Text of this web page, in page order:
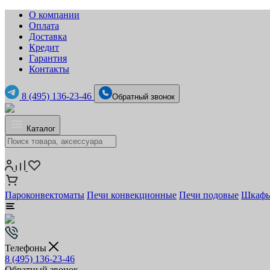
О компании
Оплата
Доставка
Кредит
Гарантия
Контакты
8 (495) 136-23-46 Обратный звонок
Каталог
Пароконвектоматы Печи конвекционные Печи подовые Шкафы
Телефоны
8 (495) 136-23-46